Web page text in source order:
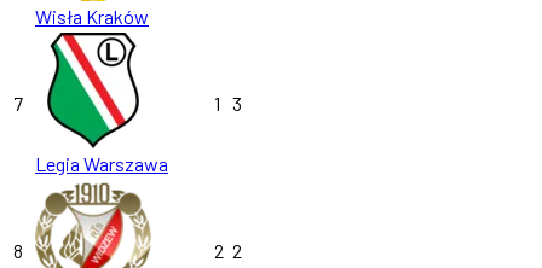
Wisła Kraków
7
Legia Warszawa
1 3
8 2 2